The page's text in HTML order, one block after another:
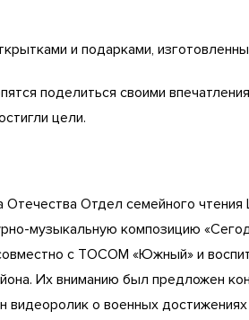
и подарками,
поделиться своими
цели.
Отечества Отдел семейного
музыкальную композицию
с ТОСОМ «Южный» и
Их вниманию был предложен
видеоролик о военных